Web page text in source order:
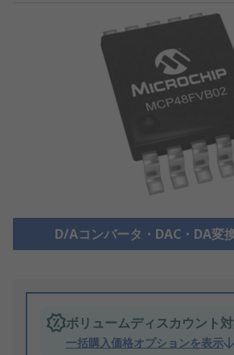
D/Aコンバータ・DAC・DA変
ボリュームディスカウント
一括購入価格オプションを表示